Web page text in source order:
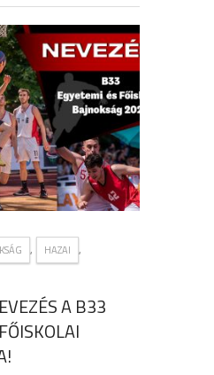
, HAZAI ,
A B33